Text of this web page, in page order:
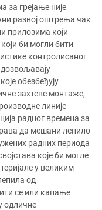
за грејање није
развој оштрења чак
прилозима који
би могли бити
контролисаног
обезбеђују
захтеве монтаже,
линије
радног времена за
да мешани лепило
радних периода
које би могле
у великим
од
се или капање
одличне